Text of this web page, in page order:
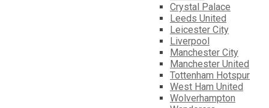
Crystal Palace
Leeds United
Leicester City
Liverpool
Manchester City
Manchester United
Tottenham Hotspur
West Ham United
Wolverhampton